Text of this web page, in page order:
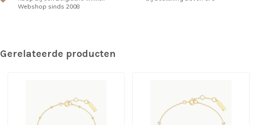
Webshop sinds 2008
Gerelateerde producten